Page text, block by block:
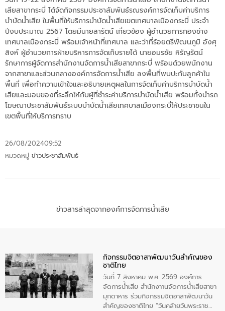
เสียสาขากระบี่ ได้จัดกิจกรรมประชาสัมพันธ์รณรงค์การจัดเก็บค่าบริการ
บำบัดน้ำเสีย ในพื้นที่ให้บริการบำบัดน้ำเสียเขตเทศบาลเมืองกระบี่ ประจำ
ปีงบประมาณ 2567 โดยมีนายสารัตน์ เกี่ยวข้อง ผู้อำนวยการกองช่าง
เทศบาลเมืองกระบี่ พร้อมเจ้าหน้าที่เทศบาล และว่าที่ร้อยตรีพัฒนภูมิ อังศุ
สิงห์ ผู้อำนวยการฝ่ายบริหารการจัดเก็บรายได้ นายอมรชัย หิรัญรัตน์
รักษาการผู้จัดการสำนักงานจัดการน้ำเสียสาขากระบี่ พร้อมด้วยพนักงาน
จากสาขาและส่วนกลางองค์การจัดการน้ำเสีย ลงพื้นที่พบปะกับลูกค้าใน
พื้นที่ เพื่อทำความเข้าใจและอธิบายเหตุผลในการจัดเก็บค่าบริการบำบัดน้ำ
เสียและมอบของที่ระลึกให้กับผู้ที่ชำระค่าบริการบำบัดน้ำเสีย พร้อมทั้งนำรถ
โฆษณาประชาสัมพันธ์ระบบบำบัดน้ำเสียเทศบาลเมืองกระบี่ให้ประชาชนใน
เขตพื้นที่ให้บริการทราบ
26/08/202409:52
หมวดหมู่ ข่าวประชาสัมพันธ์
ข่าวสารล่าสุดจากองค์การจัดการน้ำเสีย
กิจกรรมจิตอาสาพัฒนาวันสําคัญของ
ชาติไทย
วันที่ 7 สิงหาคม พ.ศ. 2569 องค์การ
จัดการน้ำเสีย สำนักงาานจัดการน้ำเสียสาขา
มุกดาหาร ร่วมกิจกรรมจิตอาสาพัฒนาวัน
สําคัญของชาติไทย “วันคล้ายวันพระราช